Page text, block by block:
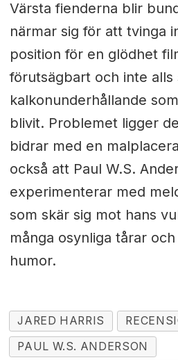
Värsta fienderna blir
närmar sig för att tvinga
position för en glödhet
förutsägbart och inte alls
kalkonunderhållande
blivit. Problemet ligger
bidrar med en
också att Paul W.S.
experimenterar med
som skär sig mot hans
många osynliga tårar
humor.
JARED HARRIS
PAUL W.S. ANDERSON